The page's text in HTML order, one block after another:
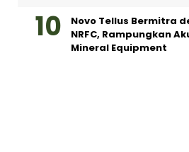
Novo Tellus Bermitra
NRFC, Rampungkan
Mineral Equipment